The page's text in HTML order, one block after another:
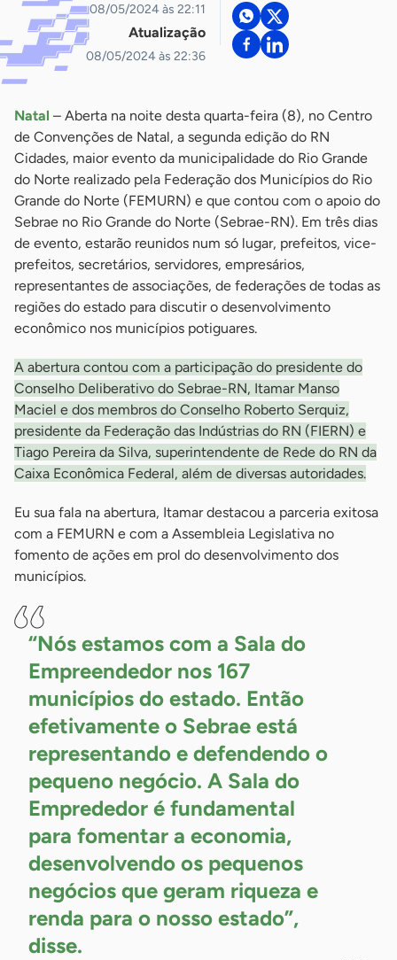
08/05/2024 às 22:11
Atualização
08/05/2024 às 22:36
Natal – Aberta na noite desta quarta-feira (8), no Centro
de Convenções de Natal, a segunda edição do RN
Cidades, maior evento da municipalidade do Rio Grande
do Norte realizado pela Federação dos Municípios do Rio
Grande do Norte (FEMURN) e que contou com o apoio do
Sebrae no Rio Grande do Norte (Sebrae-RN). Em três dias
de evento, estarão reunidos num só lugar, prefeitos, vice-
prefeitos, secretários, servidores, empresários,
representantes de associações, de federações de todas as
regiões do estado para discutir o desenvolvimento
econômico nos municípios potiguares.
A abertura contou com a participação do presidente do
Conselho Deliberativo do Sebrae-RN, Itamar Manso
Maciel e dos membros do Conselho Roberto Serquiz,
presidente da Federação das Indústrias do RN (FIERN) e
Tiago Pereira da Silva, superintendente de Rede do RN da
Caixa Econômica Federal, além de diversas autoridades.
Eu sua fala na abertura, Itamar destacou a parceria exitosa
com a FEMURN e com a Assembleia Legislativa no
fomento de ações em prol do desenvolvimento dos
municípios.
“Nós estamos com a Sala do
Empreendedor nos 167
municípios do estado. Então
efetivamente o Sebrae está
representando e defendendo o
pequeno negócio. A Sala do
Emprededor é fundamental
para fomentar a economia,
desenvolvendo os pequenos
negócios que geram riqueza e
renda para o nosso estado”,
disse.